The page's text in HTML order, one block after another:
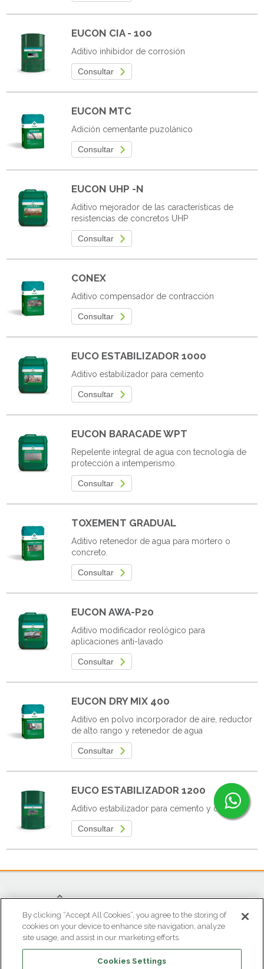
EUCON CIA - 100
Aditivo inhibidor de corrosión
Consultar
EUCON MTC
Adición cementante puzolánico
Consultar
EUCON UHP -N
Aditivo mejorador de las características de
resistencias de concretos UHP
Consultar
CONEX
Aditivo compensador de contracción
Consultar
EUCO ESTABILIZADOR 1000
Aditivo estabilizador para cemento
Consultar
EUCON BARACADE WPT
Repelente integral de agua con tecnología de
protección a intemperismo.
Consultar
TOXEMENT GRADUAL
Aditivo retenedor de agua para mortero o
concreto.
Consultar
EUCON AWA-P20
Aditivo modificador reológico para
aplicaciones anti-lavado
Consultar
EUCON DRY MIX 400
Aditivo en polvo incorporador de aire, reductor
de alto rango y retenedor de agua
Consultar
EUCO ESTABILIZADOR 1200
Aditivo estabilizador para cemento y concreto
Consultar
OFICINA ATENCIÓN AL CLIENTE
By clicking “Accept All Cookies”, you agree to the storing of
cookies on your device to enhance site navigation, analyze
site usage, and assist in our marketing efforts.
Cookies Settings